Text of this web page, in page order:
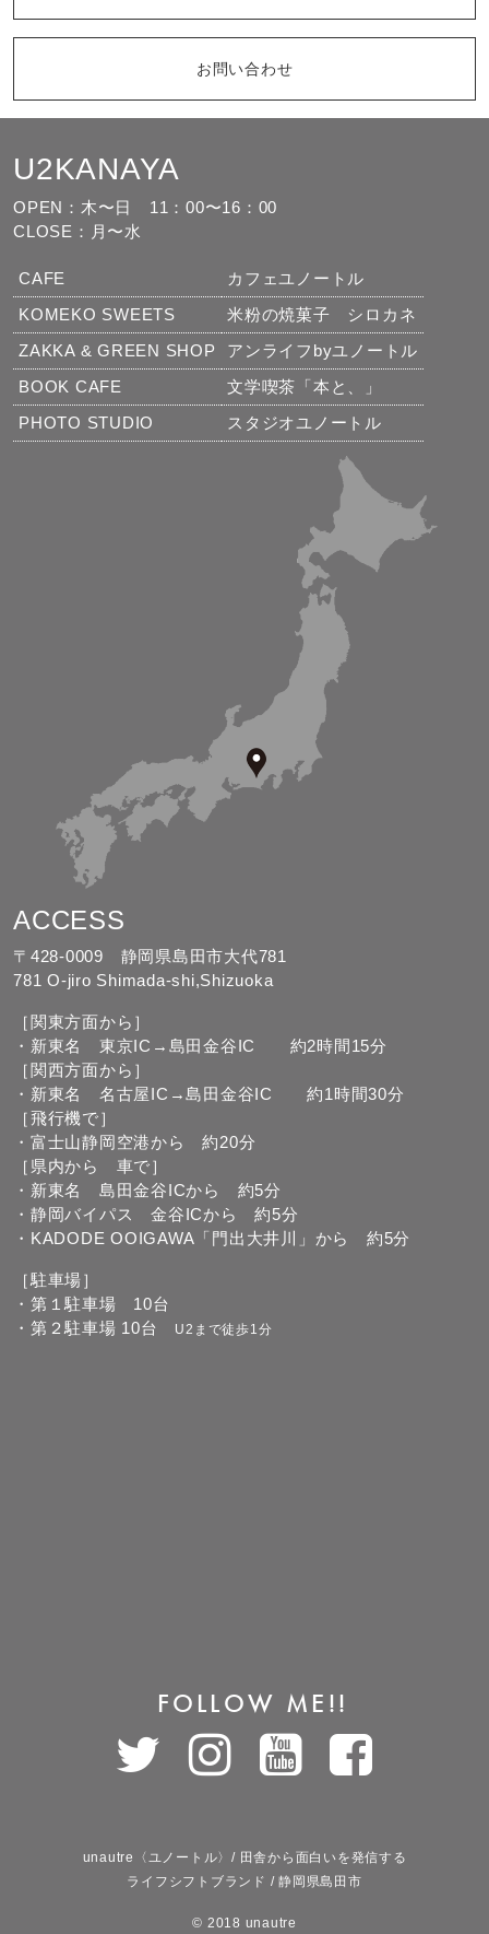
もっと見る フォローする
お問い合わせ
U2KANAYA
OPEN：木〜日 11：00〜16：00
CLOSE：月〜水
CAFE
カフェユノートル
KOMEKO SWEETS
米粉の焼菓子 シロカネ
ZAKKA & GREEN SHOP
アンライフbyユノートル
BOOK CAFE
文学喫茶「本と、」
PHOTO STUDIO
スタジオユノートル
ACCESS
〒428-0009 静岡県島田市大代781
781 O-jiro Shimada-shi,Shizuoka
［関東方面から］
・新東名 東京IC→島田金谷IC 約2時間15分
［関西方面から］
・新東名 名古屋IC→島田金谷IC 約1時間30分
［飛行機で］
・富士山静岡空港から 約20分
［県内から 車で］
・新東名 島田金谷ICから 約5分
・静岡バイパス 金谷ICから 約5分
・KADODE OOIGAWA「門出大井川」から 約5分
［駐車場］
・第１駐車場 10台
・第２駐車場 10台
U2まで徒歩1分
FOLLOW ME!!
unautre〈ユノートル〉/ 田舎から面白いを発信する
ライフシフトブランド / 静岡県島田市
© 2018 unautre